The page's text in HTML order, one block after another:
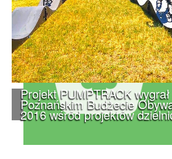
Projekt PUMPTRACK
Poznańskim Budżecie
2016 wśród projektów